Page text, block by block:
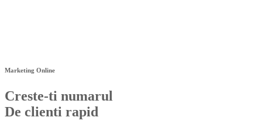
Marketing Online
Creste-ti numarul
De clienti rapid